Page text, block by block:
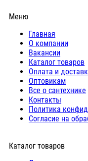
Меню
Главная
О компании
Вакансии
Каталог товаров
Оплата и
Оптовикам
Все о сантехнике
Контакты
Политика
Согласие на
Каталог товаров